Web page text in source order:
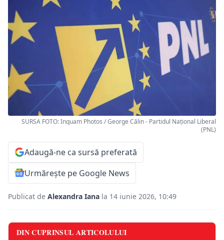
SURSA FOTO: Inquam Photos / George Călin - Partidul Național Liberal
(PNL)
Adaugă-ne ca sursă preferată
Urmărește pe Google News
Publicat de Alexandra Iana la 14 iunie 2026, 10:49
DIN CUPRINSUL ARTICOLULUI